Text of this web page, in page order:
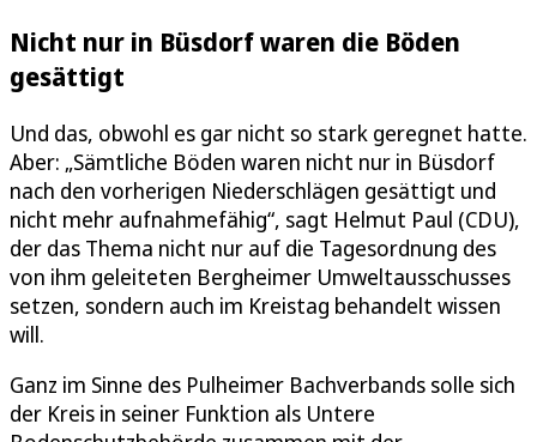
Nicht nur in Büsdorf waren die Böden
gesättigt
Und das, obwohl es gar nicht so stark geregnet hatte.
Aber: „Sämtliche Böden waren nicht nur in Büsdorf
nach den vorherigen Niederschlägen gesättigt und
nicht mehr aufnahmefähig“, sagt Helmut Paul (CDU),
der das Thema nicht nur auf die Tagesordnung des
von ihm geleiteten Bergheimer Umweltausschusses
setzen, sondern auch im Kreistag behandelt wissen
will.
Ganz im Sinne des Pulheimer Bachverbands solle sich
der Kreis in seiner Funktion als Untere